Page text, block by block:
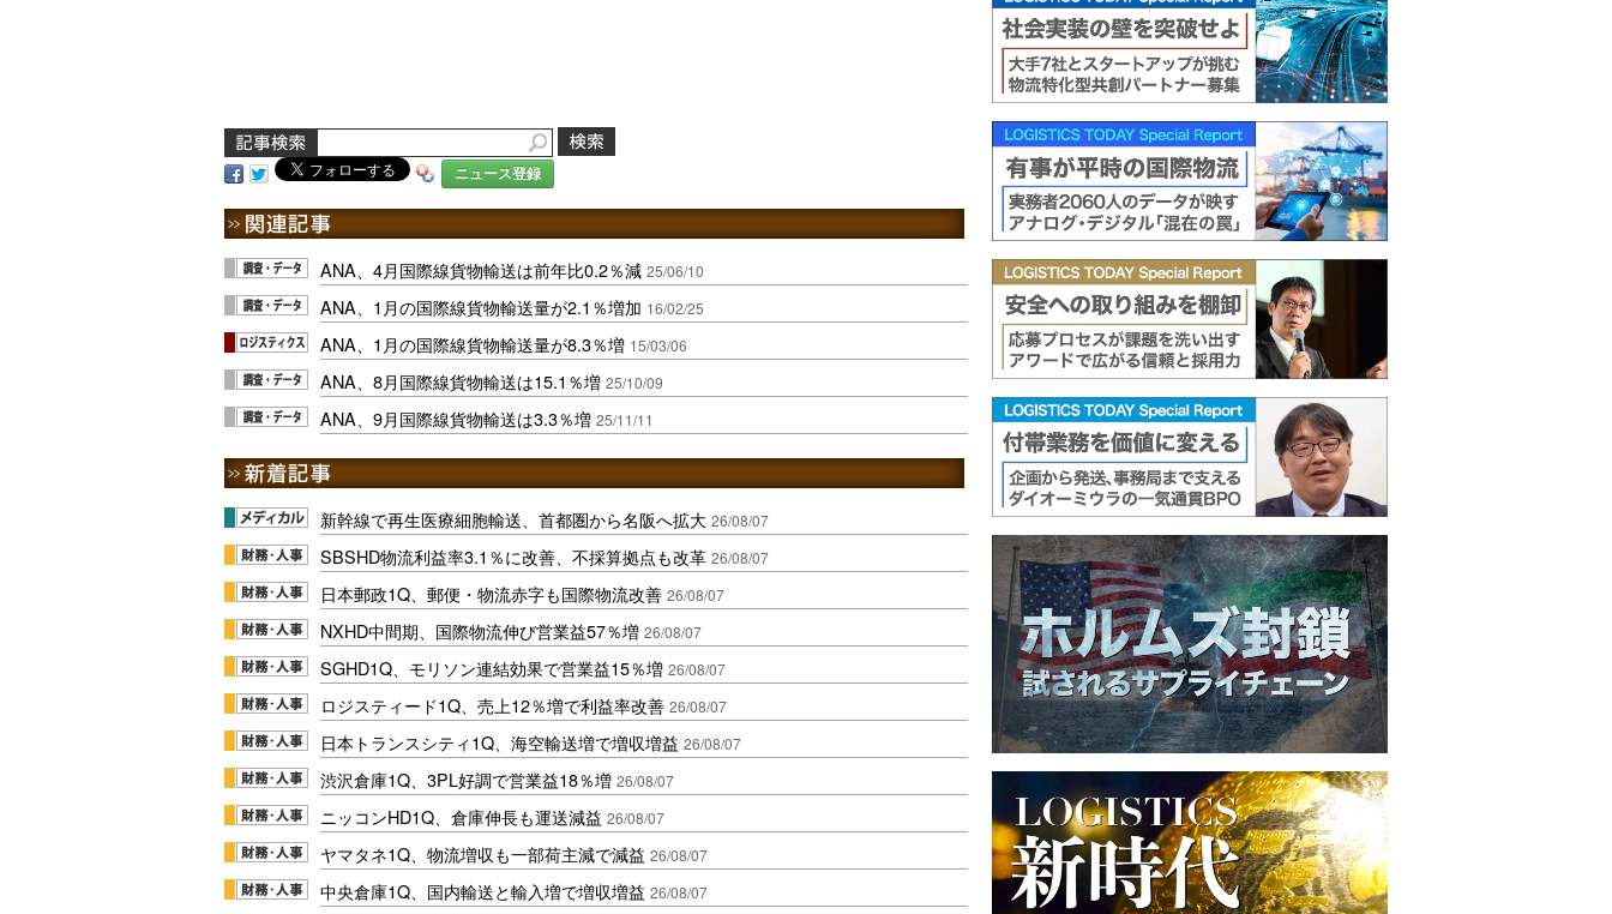
ニュース登録
ANA、4月国際線貨物輸送は前年比0.2％減 25/06/10
ANA、1月の国際線貨物輸送量が2.1％増加 16/02/25
ANA、1月の国際線貨物輸送量が8.3％増 15/03/06
ANA、8月国際線貨物輸送は15.1％増 25/10/09
ANA、9月国際線貨物輸送は3.3％増 25/11/11
新幹線で再生医療細胞輸送、首都圏から名阪へ拡大 26/08/07
SBSHD物流利益率3.1％に改善、不採算拠点も改革 26/08/07
日本郵政1Q、郵便・物流赤字も国際物流改善 26/08/07
NXHD中間期、国際物流伸び営業益57％増 26/08/07
SGHD1Q、モリソン連結効果で営業益15％増 26/08/07
ロジスティード1Q、売上12％増で利益率改善 26/08/07
日本トランスシティ1Q、海空輸送増で増収増益 26/08/07
渋沢倉庫1Q、3PL好調で営業益18％増 26/08/07
ニッコンHD1Q、倉庫伸長も運送減益 26/08/07
ヤマタネ1Q、物流増収も一部荷主減で減益 26/08/07
中央倉庫1Q、国内輸送と輸入増で増収増益 26/08/07